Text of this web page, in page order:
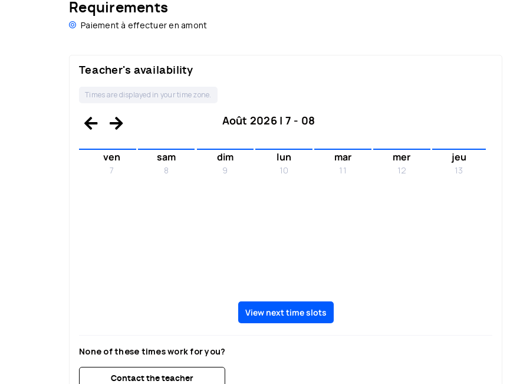
Requirements
Paiement à effectuer en amont
Teacher's availability
Times are displayed in your time zone.
Août 2026 | 7 - 08
ven
7
sam
8
dim
9
lun
10
mar
11
mer
12
jeu
13
View next time slots
None of these times work for you?
Contact the teacher